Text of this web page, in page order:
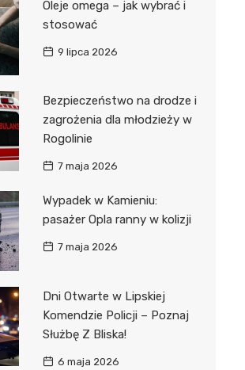
Oleje omega – jak wybrać i
stosować
9 lipca 2026
Bezpieczeństwo na drodze i
zagrożenia dla młodzieży w
Rogolinie
7 maja 2026
Wypadek w Kamieniu:
pasażer Opla ranny w kolizji
7 maja 2026
Dni Otwarte w Lipskiej
Komendzie Policji – Poznaj
Służbę Z Bliska!
6 maja 2026